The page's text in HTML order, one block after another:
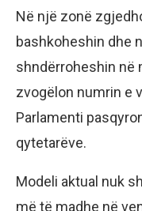
Në një zonë
bashkoheshin dhe
shndërroheshin në
zvogëlon numrin e
Parlamenti
qytetarëve.
Modeli aktual nuk
më të madhe në